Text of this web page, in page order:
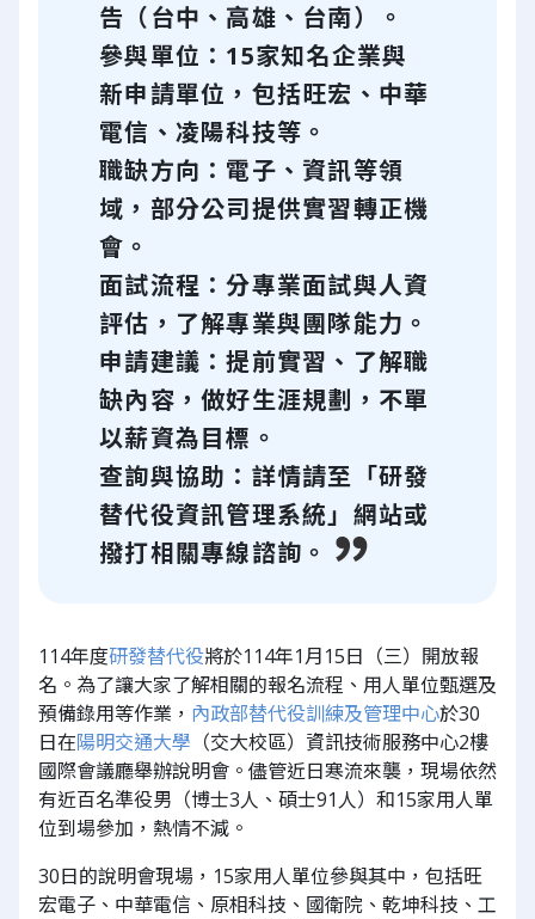
告（台中、高雄、台南）。
參與單位：15家知名企業與
新申請單位，包括旺宏、中華
電信、凌陽科技等。
職缺方向：電子、資訊等領
域，部分公司提供實習轉正機
會。
面試流程：分專業面試與人資
評估，了解專業與團隊能力。
申請建議：提前實習、了解職
缺內容，做好生涯規劃，不單
以薪資為目標。
查詢與協助：詳情請至「研發
替代役資訊管理系統」網站或
撥打相關專線諮詢。
114年度研發替代役將於114年1月15日（三）開放報
名。為了讓大家了解相關的報名流程、用人單位甄選及
預備錄用等作業， 內政部替代役訓練及管理中心於30
日在陽明交通大學 （交大校區）資訊技術服務中心2樓
國際會議廳舉辦說明會。儘管近日寒流來襲，現場依然
有近百名準役男（博士3人、碩士91人）和15家用人單
位到場參加，熱情不減。
30日的說明會現場，15家用人單位參與其中，包括旺
宏電子、中華電信、原相科技、國衛院、乾坤科技、工